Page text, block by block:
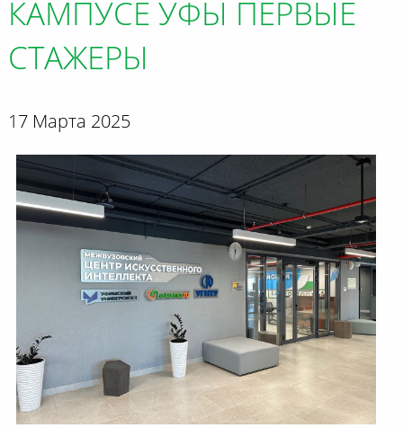
КАМПУСЕ УФЫ ПЕРВЫЕ
СТАЖЕРЫ
17 Марта 2025